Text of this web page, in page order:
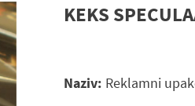
KEKS
Naziv: Reklamni